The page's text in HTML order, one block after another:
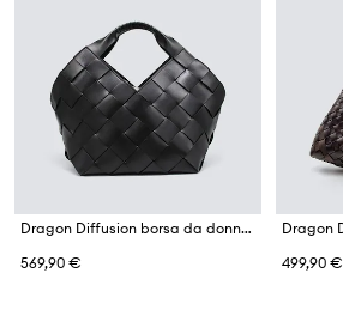
Dragon Diffusion borsa da donna in pelle
569,90 €
499,90 €